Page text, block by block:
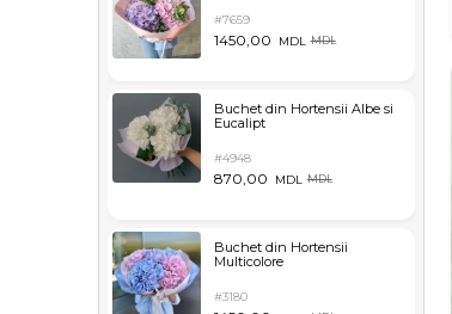
#7659
1450,00 MDL MDL
Buchet din Hortensii Albe si
Eucalipt
#4948
870,00 MDL MDL
Buchet din Hortensii
Multicolore
#3180